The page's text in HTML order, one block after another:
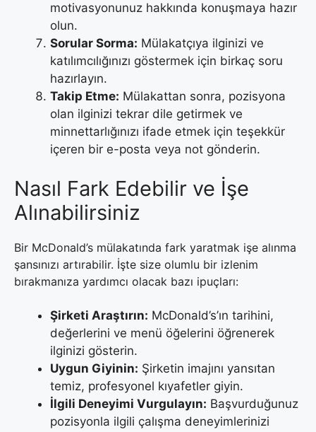
motivasyonunuz hakkında konuşmaya hazır
olun.
Sorular Sorma: Mülakatçıya ilginizi ve
katılımcılığınızı göstermek için birkaç soru
hazırlayın.
Takip Etme: Mülakattan sonra, pozisyona
olan ilginizi tekrar dile getirmek ve
minnettarlığınızı ifade etmek için teşekkür
içeren bir e-posta veya not gönderin.
Nasıl Fark Edebilir ve İşe
Alınabilirsiniz
Bir McDonald’s mülakatında fark yaratmak işe alınma
şansınızı artırabilir. İşte size olumlu bir izlenim
bırakmanıza yardımcı olacak bazı ipuçları:
Şirketi Araştırın: McDonald’s’ın tarihini,
değerlerini ve menü öğelerini öğrenerek
ilginizi gösterin.
Uygun Giyinin: Şirketin imajını yansıtan
temiz, profesyonel kıyafetler giyin.
İlgili Deneyimi Vurgulayın: Başvurduğunuz
pozisyonla ilgili çalışma deneyimlerinizi